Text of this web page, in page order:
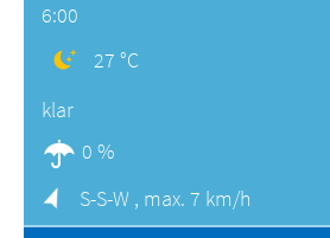
6:00
27 °C
klar
0 %
S-S-W , max. 7 km/h